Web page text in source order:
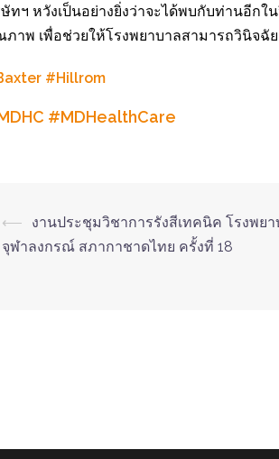
ทฯ หวังเป็นอย่างยิ่งว่าจะได้พบกับท่านอีก
าพ เพื่อช่วยให้โรงพยาบาลสามารถวินิจฉั
#Hillrom
#MDHealthCare
⟵
งานประชุมวิชาการรังสีเทคนิค โรงพยา
จุฬาลงกรณ์ สภากาชาดไทย ครั้งที่ 18